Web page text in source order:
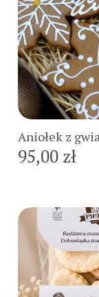
Aniołek z
95,00 zł